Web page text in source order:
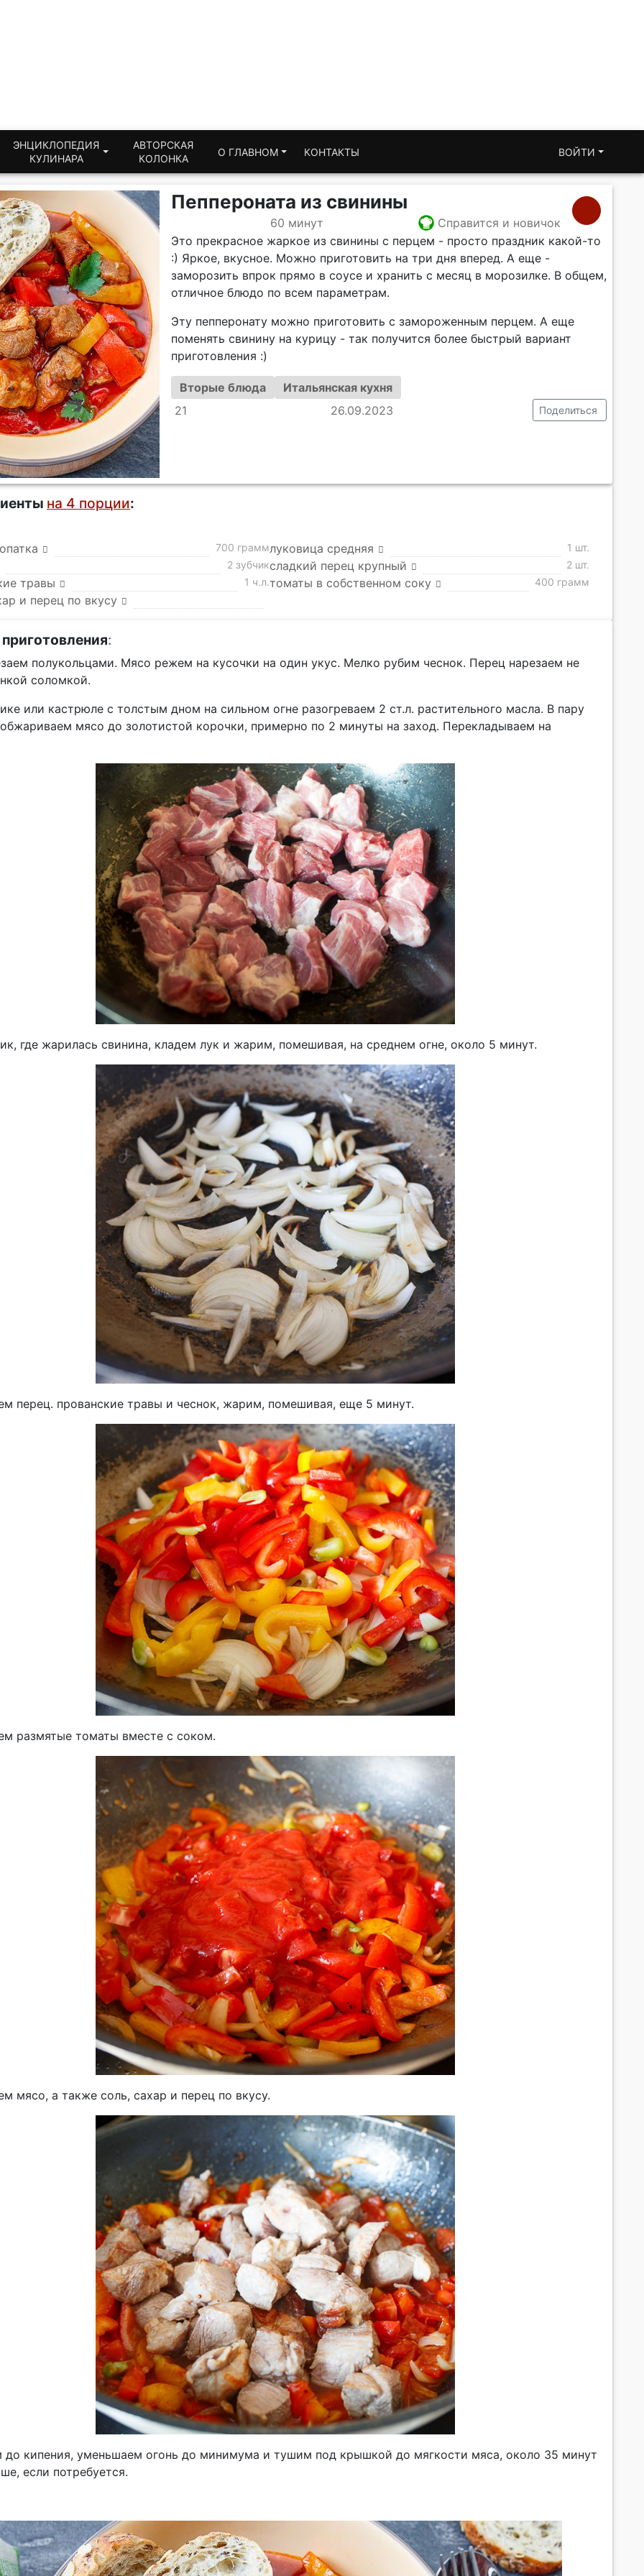
ЭНЦИКЛОПЕДИЯ
КУЛИНАРА
АВТОРСКАЯ
КОЛОНКА
О ГЛАВНОМ КОНТАКТЫ ВОЙТИ
Пеппероната из свинины
60 минут
Справится и новичок
Это прекрасное жаркое из свинины с перцем - просто праздник какой-то
:) Яркое, вкусное. Можно приготовить на три дня вперед. А еще -
заморозить впрок прямо в соусе и хранить с месяц в морозилке. В общем,
отличное блюдо по всем параметрам.
Эту пепперонату можно приготовить с замороженным перцем. А еще
поменять свинину на курицу - так получится более быстрый вариант
приготовления :)
Вторые блюда
Итальянская кухня
21
26.09.2023 Поделиться
на 4 порции:
700 граммлуковица средняя 1 шт.
2 зубчиксладкий перец крупный 2 шт.
травы 1 ч.л.томаты в собственном соку 400 грамм
и перец по вкусу
:
полукольцами. Мясо режем на кусочки на один укус. Мелко рубим чеснок. Перец нарезаем не
соломкой.
или кастрюле с толстым дном на сильном огне разогреваем 2 ст.л. растительного масла. В пару
мясо до золотистой корочки, примерно по 2 минуты на заход. Перекладываем на
где жарилась свинина, кладем лук и жарим, помешивая, на среднем огне, около 5 минут.
перец. прованские травы и чеснок, жарим, помешивая, еще 5 минут.
размятые томаты вместе с соком.
мясо, а также соль, сахар и перец по вкусу.
кипения, уменьшаем огонь до минимума и тушим под крышкой до мягкости мяса, около 35 минут
если потребуется.